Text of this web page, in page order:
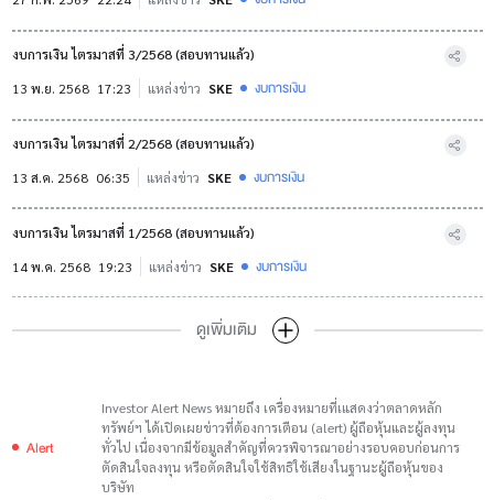
งบการเงิน ไตรมาสที่ 3/2568 (สอบทานแล้ว)
13 พ.ย. 2568 17:23 แหล่งข่าว SKE งบการเงิน
งบการเงิน ไตรมาสที่ 2/2568 (สอบทานแล้ว)
13 ส.ค. 2568 06:35 แหล่งข่าว SKE งบการเงิน
งบการเงิน ไตรมาสที่ 1/2568 (สอบทานแล้ว)
14 พ.ค. 2568 19:23 แหล่งข่าว SKE งบการเงิน
ดูเพิ่มเติม
Alert
Investor Alert News หมายถึง เครื่องหมายที่เแสดงว่าตลาดหลัก
ทรัพย์ฯ ได้เปิดเผยข่าวที่ต้องการเตือน (alert) ผู้ถือหุ้นและผู้ลงทุน
ทั่วไป เนื่องจากมีข้อมูลสำคัญที่ควรพิจารณาอย่างรอบคอบก่อนการ
ตัดสินใจลงทุน หรือตัดสินใจใช้สิทธิใช้เสียงในฐานะผู้ถือหุ้นของ
บริษัท